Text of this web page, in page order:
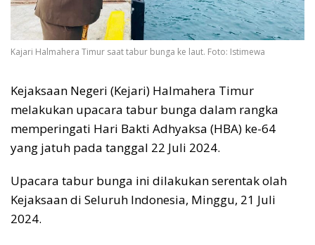
Kajari Halmahera Timur saat tabur bunga ke laut. Foto: Istimewa
Kejaksaan Negeri (Kejari) Halmahera Timur
melakukan upacara tabur bunga dalam rangka
memperingati Hari Bakti Adhyaksa (HBA) ke-64
yang jatuh pada tanggal 22 Juli 2024.
Upacara tabur bunga ini dilakukan serentak olah
Kejaksaan di Seluruh Indonesia, Minggu, 21 Juli
2024.